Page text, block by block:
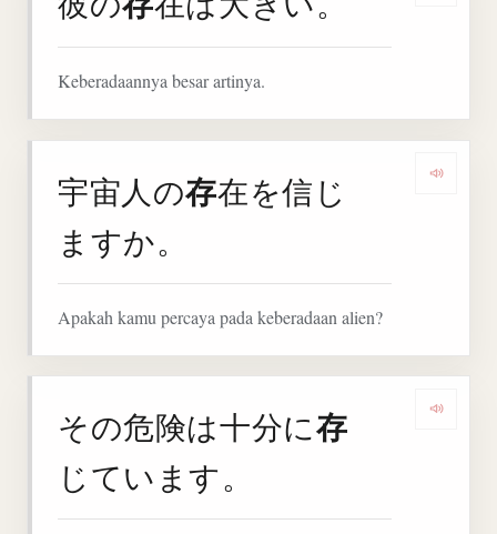
Keberadaannya besar artinya.
宇宙人の存在を信じ
ますか。
Apakah kamu percaya pada keberadaan alien?
その危険は十分に存
じています。